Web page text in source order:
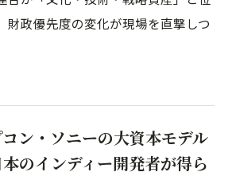
財政優先度の変化が現場を直撃しつ
ン・ソニーの大資本モデル
のインディー開発者が得ら